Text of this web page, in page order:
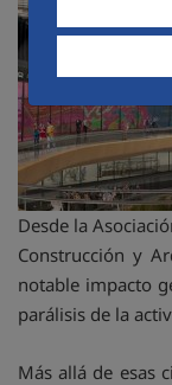
Desde la
Construcción y
notable impacto
parálisis de la
Más allá de esas